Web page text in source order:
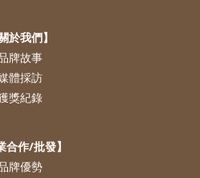
關於我們】
牌故事
體採訪
獎紀錄
合作/批發】
牌優勢